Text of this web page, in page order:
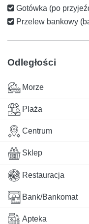
Gotówka (po
Przelew bankowy
Odległości
Morze
Plaża
Centrum
Sklep
Restauracja
Bank/Bankomat
Apteka